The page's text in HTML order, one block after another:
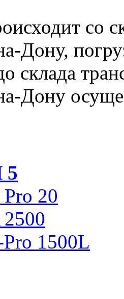
со
Дону,
склада
Дону
5
20
1500L